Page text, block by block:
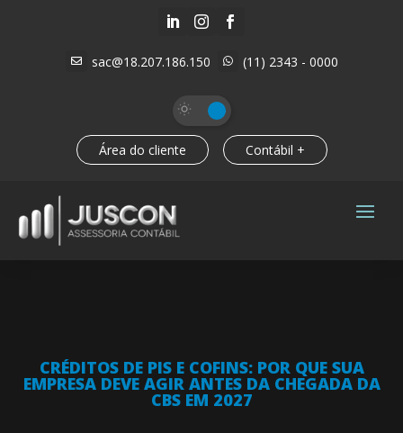
  
 sac@18.207.186.150  (11) 2343 - 0000
Área do cliente Contábil +
CRÉDITOS DE PIS E COFINS: POR QUE SUA
EMPRESA DEVE AGIR ANTES DA CHEGADA DA
CBS EM 2027